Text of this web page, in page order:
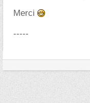
Merci
-----